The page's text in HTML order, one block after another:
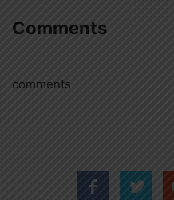
Comments
comments